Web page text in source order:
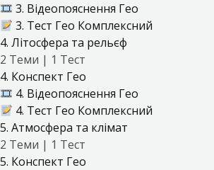
3. Відеопояснення Гео
3. Тест Гео Комплексний
4. Літосфера та рельєф
2 Теми | 1 Тест
4. Конспект Гео
4. Відеопояснення Гео
4. Тест Гео Комплексний
5. Атмосфера та клімат
2 Теми | 1 Тест
5. Конспект Гео